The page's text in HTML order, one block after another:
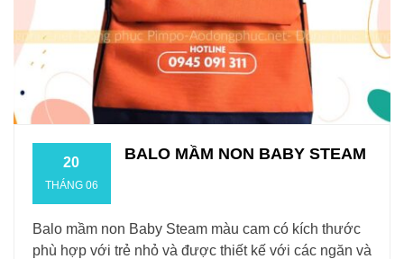
20
THÁNG 06
BALO MẦM NON BABY STEAM
Balo mầm non Baby Steam màu cam có kích thước
phù hợp với trẻ nhỏ và được thiết kế với các ngăn và